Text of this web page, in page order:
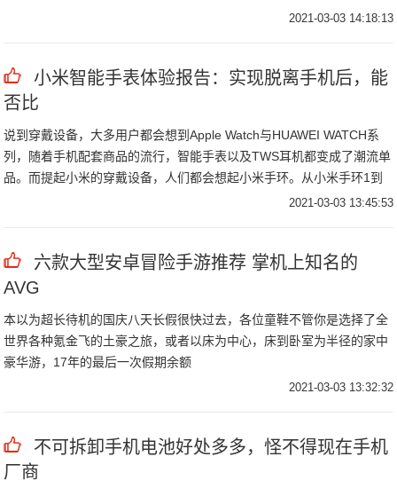
2021-03-03 14:18:13
小米智能手表体验报告：实现脱离手机后，能
否比
​说到穿戴设备，大多用户都会想到Apple Watch与HUAWEI WATCH系
列，随着手机配套商品的流行，智能手表以及TWS耳机都变成了潮流单
品。而提起小米的穿戴设备，人们都会想起小米手环。从小米手环1到
小米手环4，一直凭借着超高的性价比得到了火爆的销量。2021-03-03 13:45:53
六款大型安卓冒险手游推荐 掌机上知名的
AVG
本以为超长待机的国庆八天长假很快过去，各位童鞋不管你是选择了全
世界各种氪金飞的土豪之旅，或者以床为中心，床到卧室为半径的家中
豪华游，17年的最后一次假期余额
2021-03-03 13:32:32
不可拆卸手机电池好处多多，怪不得现在手机
厂商